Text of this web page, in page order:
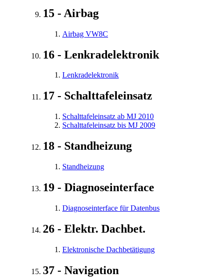
15 - Airbag
Airbag VW8C
16 - Lenkradelektronik
Lenkradelektronik
17 - Schalttafeleinsatz
Schalttafeleinsatz ab MJ 2010
Schalttafeleinsatz bis MJ 2009
18 - Standheizung
Standheizung
19 - Diagnoseinterface
Diagnoseinterface für Datenbus
26 - Elektr. Dachbet.
Elektronische Dachbetätigung
37 - Navigation